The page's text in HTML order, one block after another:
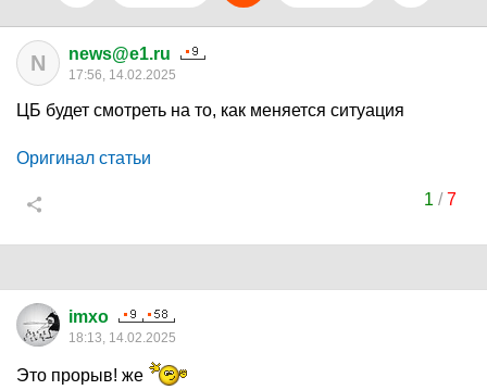
N news@e1.ru
17:56, 14.02.2025
ЦБ будет смотреть на то, как меняется ситуация
Оригинал статьи
1 /7
imxo
18:13, 14.02.2025
Это прорыв! же